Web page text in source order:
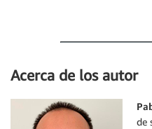
Acerca de los autor
de